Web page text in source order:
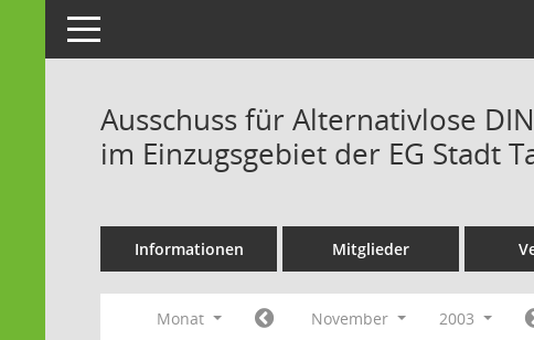
Toggle navigation
Ausschuss für Alternativlose
im Einzugsgebiet der EG Stadt
Informationen Mitglieder
Monat November 2003